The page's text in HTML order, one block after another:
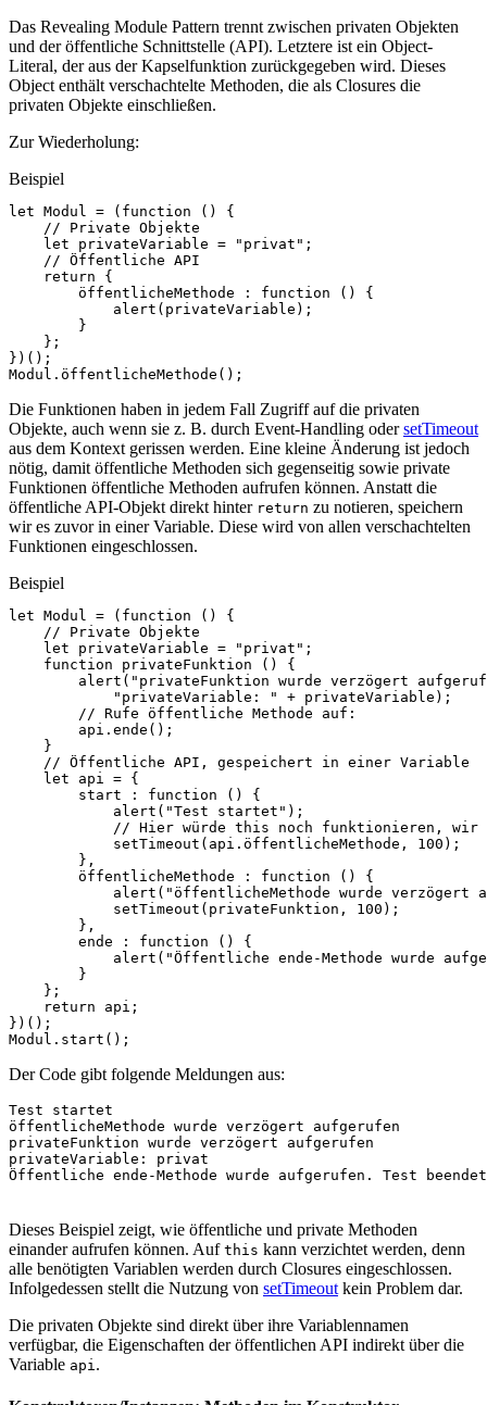
Das Revealing Module Pattern trennt zwischen privaten Objekten
und der öffentliche Schnittstelle (API). Letztere ist ein Object-
Literal, der aus der Kapselfunktion zurückgegeben wird. Dieses
Object enthält verschachtelte Methoden, die als Closures die
privaten Objekte einschließen.
Zur Wiederholung:
Beispiel
let Modul = ( function ()
{
// Private Objekte
let
privateVariable = "privat" ;
// Öffentliche API
return
{
öffentlicheMethode
: function ()
{
alert ( privateVariable );
}
};
})();
Modul . öffentlicheMethode ();
Die Funktionen haben in jedem Fall Zugriff auf die privaten
Objekte, auch wenn sie z. B. durch Event-Handling odersetTimeout
aus dem Kontext gerissen werden. Eine kleine Änderung ist jedoch
nötig, damit öffentliche Methoden sich gegenseitig sowie private
Funktionen öffentliche Methoden aufrufen können. Anstatt die
öffentliche API-Objekt direkt hinter return zu notieren, speichern
wir es zuvor in einer Variable. Diese wird von allen verschachtelten
Funktionen eingeschlossen.
Beispiel
let Modul = ( function ()
{
// Private Objekte
let
privateVariable = "privat" ;
function
privateFunktion ()
{
alert ( "privateFunktion wurde verzögert
"privateVariable: "
+ privateVariable );
// Rufe öffentliche Methode auf:
api . ende ();
}
// Öffentliche API, gespeichert in einer Variable
let
api = {
start
: function ()
{
alert ( "Test startet" );
// Hier würde this noch funktionieren, wir
setTimeout ( api . öffentlicheMethode , 100 );
},
öffentlicheMethode
: function ()
{
alert ( "öffentlicheMethode wurde verzögert
setTimeout ( privateFunktion , 100 );
},
ende
: function ()
{
alert ( "Öffentliche ende-Methode wurde
}
};
return
api ;
})();
Modul . start ();
Der Code gibt folgende Meldungen aus:
Test startet
öffentlicheMethode wurde verzögert aufgerufen
privateFunktion wurde verzögert aufgerufen
privateVariable: privat
Dieses Beispiel zeigt, wie öffentliche und private Methoden
einander aufrufen können. Auf this kann verzichtet werden, denn
alle benötigten Variablen werden durch Closures eingeschlossen.
Infolgedessen stellt die Nutzung von setTimeout kein Problem dar.
Die privaten Objekte sind direkt über ihre Variablennamen
verfügbar, die Eigenschaften der öffentlichen API indirekt über die
Variable api .